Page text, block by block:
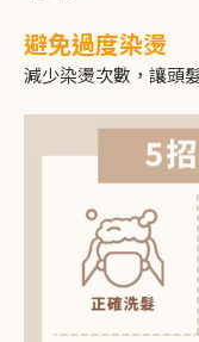
避免過度染燙
減少染燙次數，讓頭